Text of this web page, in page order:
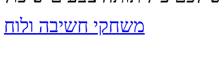
משחקי חשיבה ולוח